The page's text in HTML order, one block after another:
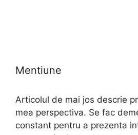
Mentiune
Articolul de mai jos descrie
mea perspectiva. Se fac
constant pentru a prezenta